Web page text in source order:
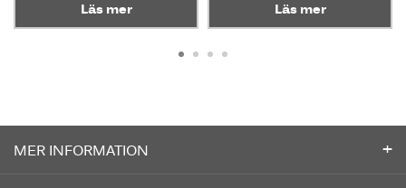
Läs mer Läs mer
MER INFORMATION